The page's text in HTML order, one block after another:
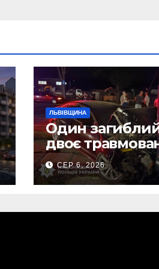
ЛЬВІВЩИНА
Один
двоє
внаслідок ДТП
Самбірщині
СЕР 6, 2026